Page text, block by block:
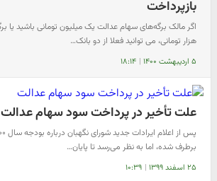
بازپرداخت
هزار تومانی، می توانید فعلا از دو بانک…
۵ اردیبهشت ۱۴۰۰ | ۱۸:۱۴
علت تأخیر در پرداخت سود سهام عدالت
برطرف شده، اما به نظر می‌رسد تا پایان…
۲۵ اسفند ۱۳۹۹ | ۱۰:۳۹